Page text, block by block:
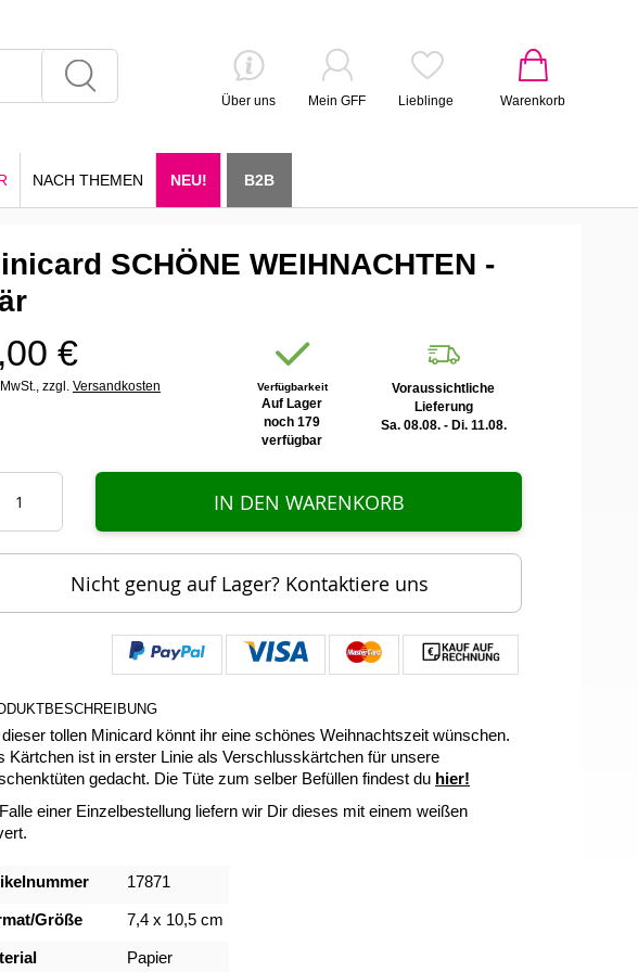
Warenkorb
Über uns Mein GFF Lieblinge
NACH THEMEN NEU! B2B
SCHÖNE WEIHNACHTEN -
€
zzgl. Versandkosten Verfügbarkeit
Auf Lager
noch 179
verfügbar
Voraussichtliche
Lieferung
Sa. 08.08. - Di. 11.08.
IN DEN WARENKORB
Nicht genug auf Lager? Kontaktiere uns
dieser tollen Minicard könnt ihr eine schönes Weihnachtszeit wünschen.
Kärtchen ist in erster Linie als Verschlusskärtchen für unsere
gedacht. Die Tüte zum selber Befüllen findest du hier!
Falle einer Einzelbestellung liefern wir Dir dieses mit einem weißen
17871
Größe 7,4 x 10,5 cm
Papier